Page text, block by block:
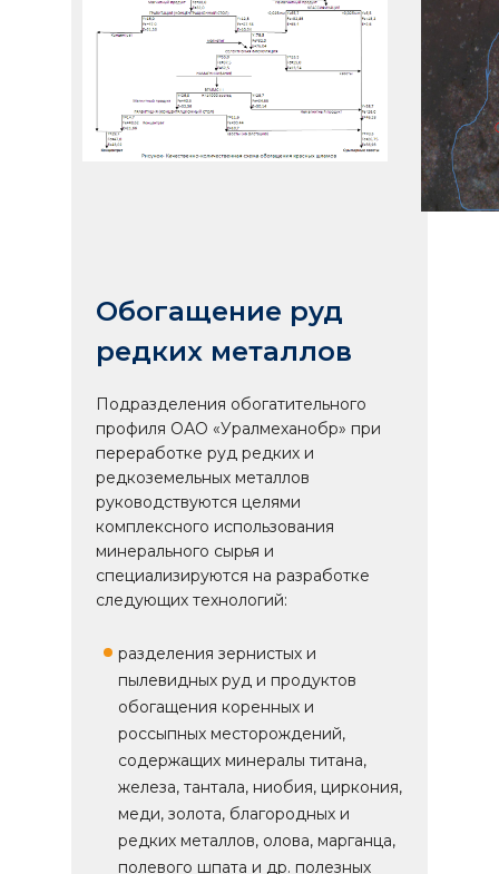
Обогащение руд
редких металлов
Подразделения обогатительного
профиля ОАО «Уралмеханобр» при
переработке руд редких и
редкоземельных металлов
руководствуются целями
комплексного использования
минерального сырья и
специализируются на разработке
следующих технологий:
разделения зернистых и
пылевидных руд и продуктов
обогащения коренных и
россыпных месторождений,
содержащих минералы титана,
железа, тантала, ниобия, циркония,
меди, золота, благородных и
редких металлов, олова, марганца,
полевого шпата и др. полезных